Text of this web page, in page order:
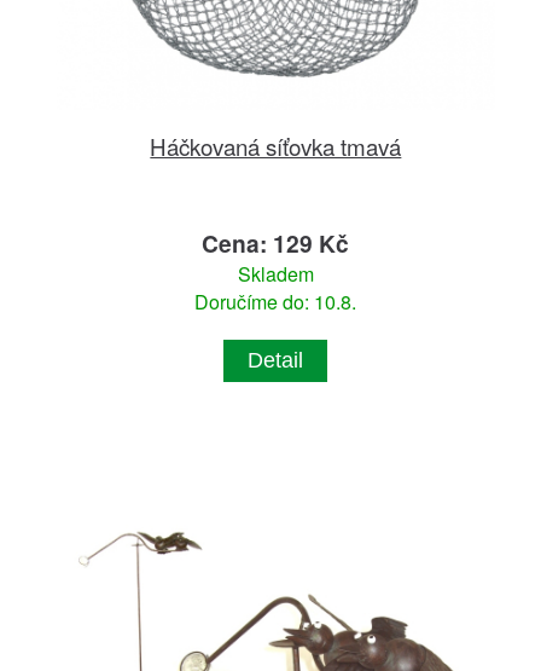
Háčkovaná síťovka tmavá
Cena: 129 Kč
Skladem
Doručíme do: 10.8.
Detail